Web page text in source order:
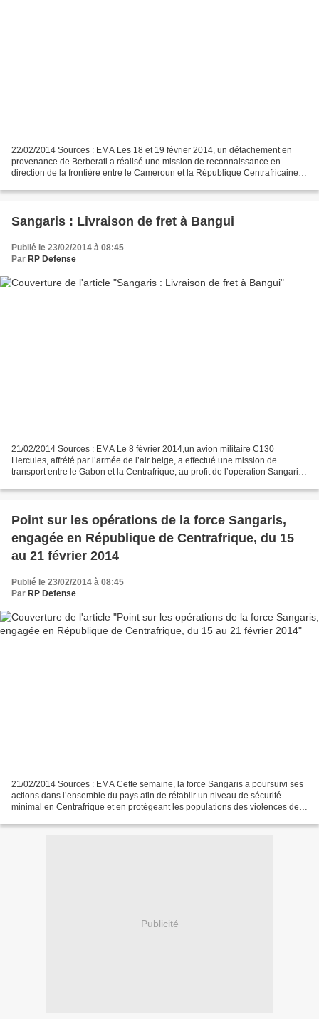
22/02/2014 Sources : EMA Les 18 et 19 février 2014, un détachement en
provenance de Berberati a réalisé une mission de reconnaissance en
direction de la frontière entre le Cameroun et la République Centrafricaine,
Sangaris : Livraison de fret à Bangui
Publié le 23/02/2014 à 08:45
Par RP Defense
21/02/2014 Sources : EMA Le 8 février 2014,un avion militaire C130
Hercules, affrété par l’armée de l’air belge, a effectué une mission de
transport entre le Gabon et la Centrafrique, au profit de l’opération Sangaris.
Point sur les opérations de la force Sangaris,
engagée en République de Centrafrique, du 15
au 21 février 2014
Publié le 23/02/2014 à 08:45
Par RP Defense
21/02/2014 Sources : EMA Cette semaine, la force Sangaris a poursuivi ses
actions dans l’ensemble du pays afin de rétablir un niveau de sécurité
minimal en Centrafrique et en protégeant les populations des violences de
Publicité